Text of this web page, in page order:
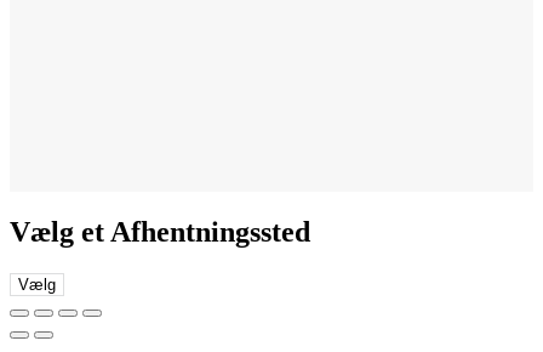
Vælg et Afhentningssted
Vælg